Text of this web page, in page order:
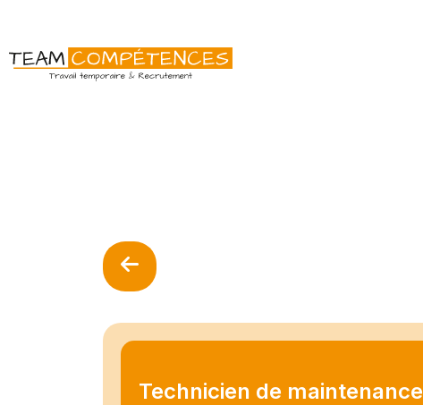
Technicien de maintenance